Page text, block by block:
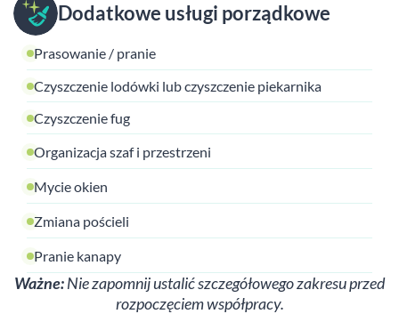
Dodatkowe usługi porządkowe
Prasowanie / pranie
Czyszczenie lodówki lub czyszczenie piekarnika
Czyszczenie fug
Organizacja szaf i przestrzeni
Mycie okien
Zmiana pościeli
Pranie kanapy
Ważne:Nie zapomnij ustalić szczegółowego zakresu przed
rozpoczęciem współpracy.